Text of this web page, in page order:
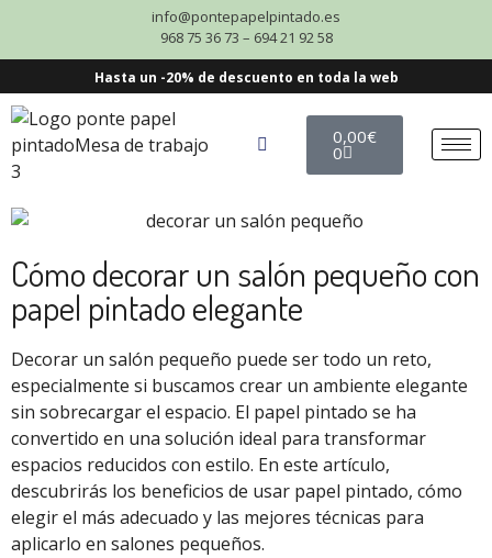
info@pontepapelpintado.es
968 75 36 73 – 694 21 92 58
Hasta un -20% de descuento en toda la web
0,00€
0
Cómo decorar un salón pequeño con
papel pintado elegante
Decorar un salón pequeño puede ser todo un reto,
especialmente si buscamos crear un ambiente elegante
sin sobrecargar el espacio. El papel pintado se ha
convertido en una solución ideal para transformar
espacios reducidos con estilo. En este artículo,
descubrirás los beneficios de usar papel pintado, cómo
elegir el más adecuado y las mejores técnicas para
aplicarlo en salones pequeños.